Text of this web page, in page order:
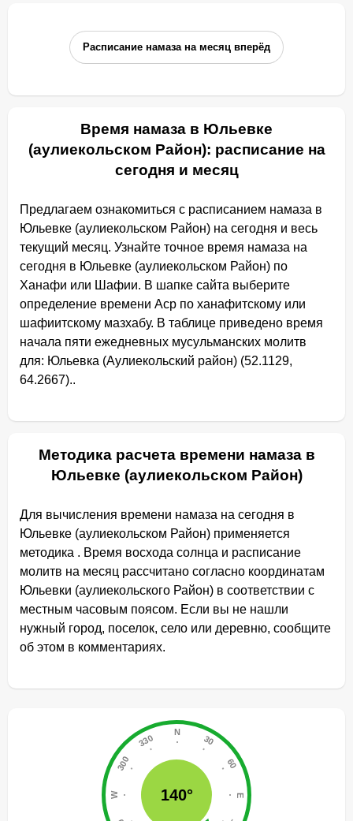
Расписание намаза на месяц вперёд
Время намаза в Юльевке
(аулиекольском Район): расписание на
сегодня и месяц
Предлагаем ознакомиться с расписанием намаза в
Юльевке (аулиекольском Район) на сегодня и весь
текущий месяц. Узнайте точное время намаза на
сегодня в Юльевке (аулиекольском Район) по
Ханафи или Шафии. В шапке сайта выберите
определение времени Аср по ханафитскому или
шафиитскому мазхабу. В таблице приведено время
начала пяти ежедневных мусульманских молитв
для: Юльевка (Аулиекольский район) (52.1129,
64.2667)..
Методика расчета времени намаза в
Юльевке (аулиекольском Район)
Для вычисления времени намаза на сегодня в
Юльевке (аулиекольском Район) применяется
методика . Время восхода солнца и расписание
молитв на месяц рассчитано согласно координатам
Юльевки (аулиекольского Район) в соответствии с
местным часовым поясом. Если вы не нашли
нужный город, поселок, село или деревню, сообщите
об этом в комментариях.
140°